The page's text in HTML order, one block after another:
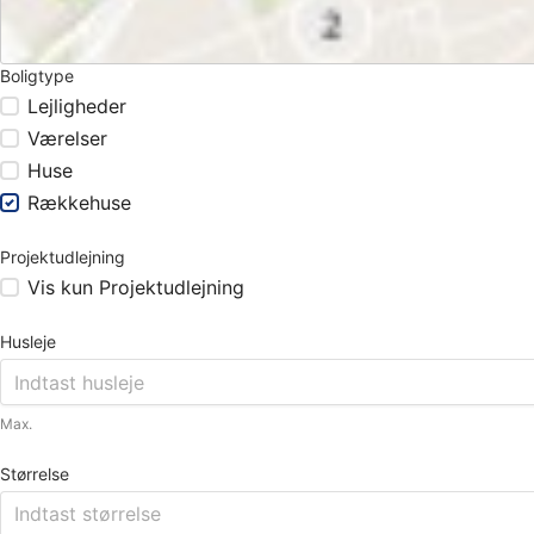
Boligtype
Lejligheder
Værelser
Huse
Rækkehuse
Projektudlejning
Vis kun Projektudlejning
Husleje
Max.
Størrelse